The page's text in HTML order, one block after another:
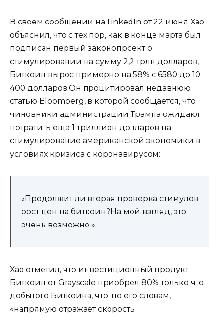
В своем сообщении на LinkedIn от 22 июня Хао
объяснил, что с тех пор, как в конце марта был
подписан первый законопроект о
стимулировании на сумму 2,2 трлн долларов,
Биткоин вырос примерно на 58% с 6580 до 10
400 долларов.Он процитировал недавнюю
статью Bloomberg, в которой сообщается, что
чиновники администрации Трампа ожидают
потратить еще 1 триллион долларов на
стимулирование американской экономики в
условиях кризиса с коронавирусом:
«Продолжит ли вторая проверка стимулов
рост цен на биткоин?На мой взгляд, это
очень возможно ».
Хао отметил, что инвестиционный продукт
Биткоин от Grayscale приобрел 80% только что
добытого Биткоина, что, по его словам,
«напрямую отражает скорость